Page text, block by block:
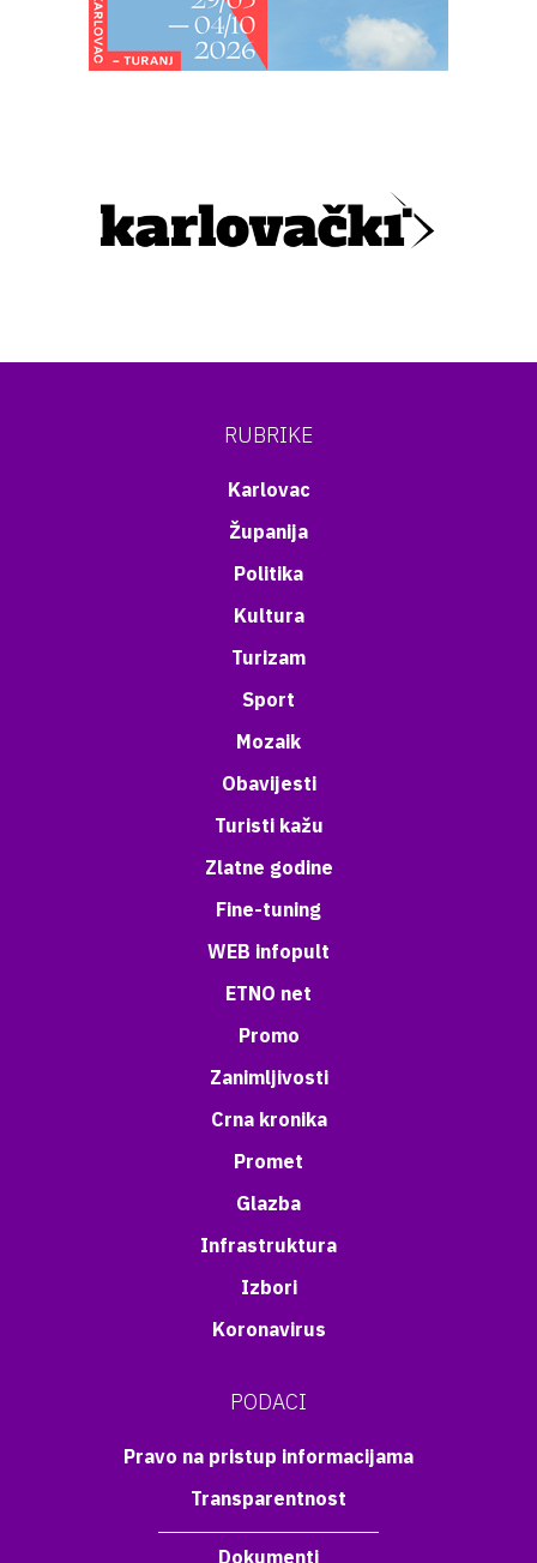
RUBRIKE
Karlovac
Županija
Politika
Kultura
Turizam
Sport
Mozaik
Obavijesti
Turisti kažu
Zlatne godine
Fine-tuning
WEB infopult
ETNO net
Promo
Zanimljivosti
Crna kronika
Promet
Glazba
Infrastruktura
Izbori
Koronavirus
PODACI
Pravo na pristup informacijama
Transparentnost
Dokumenti